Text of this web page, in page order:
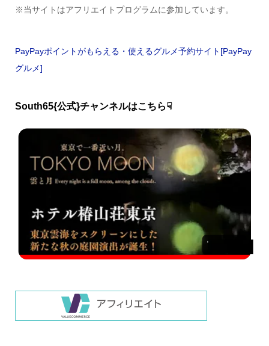
※当サイトはアフリエイトプログラムに参加しています。
PayPayポイントがもらえる・使えるグルメ予約サイト[PayPay
グルメ]
South65{公式}チャンネルはこちら☟